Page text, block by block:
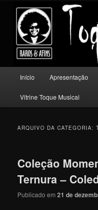
conteúdo
principal
conteúdo
secundário
Toque
Um lugar para quem escuta
principal
Início Apresentação
Vitrine Toque Musical
ARQUIVO DA CATEGORIA:
Coleção
Ternura –
Publicado em21 de